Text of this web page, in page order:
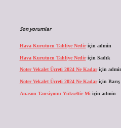
Son yorumlar
Hava Kurutucu Tahliye Nediriçin admin
Hava Kurutucu Tahliye Nediriçin Sadık
Noter Vekalet Ücreti 2024 Ne Kadariçin
Noter Vekalet Ücreti 2024 Ne Kadariçin Barış
Anason Tansiyonu Yükseltir Mi için admin